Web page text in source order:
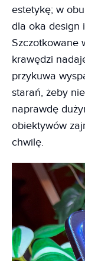
estetykę; w
dla oka design
Szczotkowane
krawędzi
przykuwa
starań, żeby
naprawdę
obiektywów
chwilę.